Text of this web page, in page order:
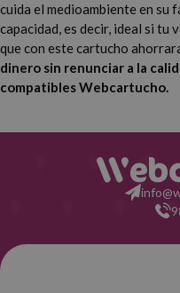
Brother MFC J6940 DW
Brother MFC J6540 DWE
cuida el medioambiente en su
capacidad, es decir, ideal si tu
que con este cartucho
dinero sin renunciar a la
compatibles Webcartucho.